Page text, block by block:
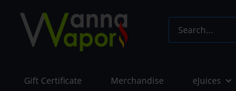
Gift Certificate Merchandise eJuices